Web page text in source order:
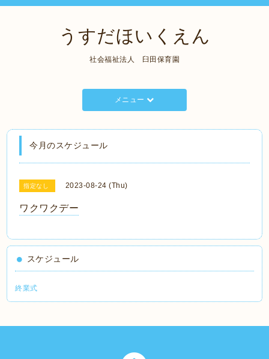
うすだほいくえん
社会福祉法人 臼田保育園
メニュー
今月のスケジュール
指定なし 2023-08-24 (Thu)
ワクワクデー
スケジュール
終業式